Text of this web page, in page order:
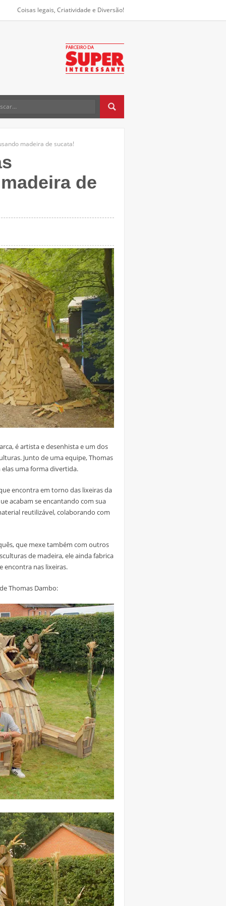
Coisas legais, Criatividade e Diversão!
madeira de sucata!
de
é artista e desenhista e um dos
Junto de uma equipe, Thomas
uma forma divertida.
encontra em torno das lixeiras da
acabam se encantando com sua
reutilizável, colaborando com
que mexe também com outros
de madeira, ele ainda fabrica
encontra nas lixeiras.
Thomas Dambo: